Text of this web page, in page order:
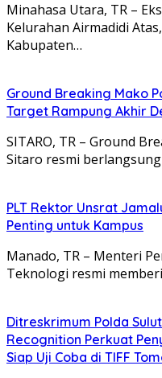
Minahasa Utara, TR –
Kelurahan Airmadidi
Kabupaten…
Ground Breaking Mako
Target Rampung Akhir
SITARO, TR – Ground
Sitaro resmi
​PLT Rektor Unsrat
Penting untuk Kampus
Manado, TR – ​Menteri
Teknologi resmi
Ditreskrimum Polda
Recognition Perkuat
Siap Uji Coba di TIFF